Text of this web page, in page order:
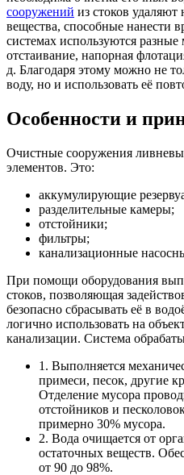
сооружений из стоков
вещества, способные нанести
системах используются
отстаивание, напорная
д. Благодаря этому можно не
воду, но и использовать её
Особенности и
Очистные сооружения
элементов. Это:
аккумулирующие
разделительные камеры;
отстойники;
фильтры;
канализационные
При помощи оборудования
стоков, позволяющая
безопасно сбрасывать её в
логично использовать на
канализации. Система
1. Выполняется
примеси, песок, другие
Отделение мусора
отстойников и
примерно 30% мусора.
2. Вода очищается от
остаточных веществ.
от 90 до 98%.